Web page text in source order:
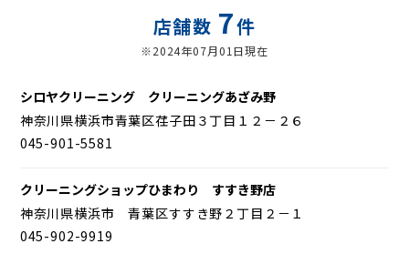
店舗数 7件
※2024年07月01日現在
シロヤクリーニング クリーニングあざみ野
神奈川県横浜市青葉区荏子田３丁目１２－２６
045-901-5581
クリーニングショップひまわり すすき野店
神奈川県横浜市 青葉区すすき野２丁目２－１
045-902-9919